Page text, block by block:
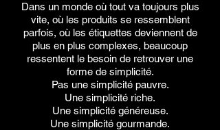
Dans un monde où tout va toujours plus
vite, où les produits se ressemblent
parfois, où les étiquettes deviennent de
plus en plus complexes, beaucoup
ressentent le besoin de retrouver une
forme de simplicité.
Pas une simplicité pauvre.
Une simplicité riche.
Une simplicité généreuse.
Une simplicité gourmande.